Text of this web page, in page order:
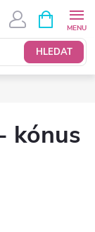
HLEDAT
NÁKUPNÍ
KOŠÍK
kónus